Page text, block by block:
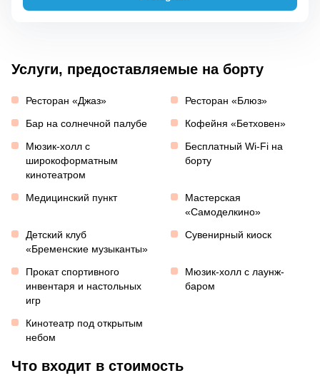
Услуги, предоставляемые на борту
Ресторан «Джаз»
Ресторан «Блюз»
Бар на солнечной палубе
Кофейня «Бетховен»
Мюзик-холл с
широкоформатным
кинотеатром
Бесплатный Wi-Fi на
борту
Медицинский пункт
Мастерская
«Самоделкино»
Детский клуб
«Бременские музыканты»
Сувенирный киоск
Прокат спортивного
инвентаря и настольных
игр
Мюзик-холл с лаунж-
баром
Кинотеатр под открытым
небом
Что входит в стоимость